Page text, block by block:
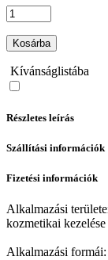
Kosárba
Kívánságlistába
Részletes leírás
Szállítási információk
Fizetési információk
Alkalmazási
kozmetikai kezelése
Alkalmazási formái: